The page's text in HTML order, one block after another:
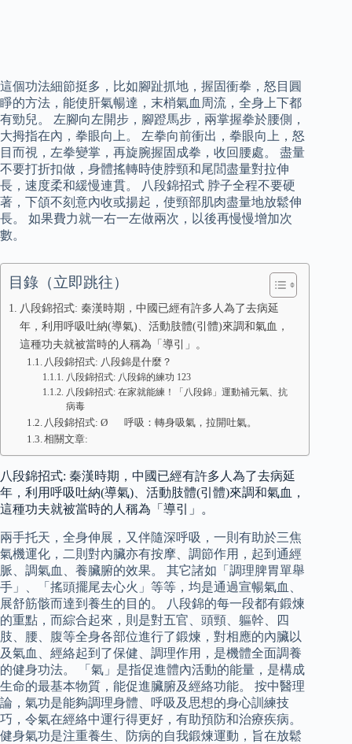
這個功法細節挺多，比如腳趾抓地，握固衝拳，怒目圓
睜的方法，能使肝氣暢達，末梢氣血周流，全身上下都
有勁兒。 左腳向左開步，腳蹬馬步，兩掌握拳於腰側，
大拇指在內，拳眼向上。 左拳向前衝出，拳眼向上，怒
目而視，左拳變掌，再旋腕握固成拳，收回腰處。 盡量
不要打折扣做，身體搖轉時使脖頸和尾閭盡量對拉伸
長，速度柔和緩慢連貫。 八段錦招式 脖子全程不要硬
著，下頜不刻意內收或揚起，使頸部肌肉盡量地放鬆伸
長。 如果費力就一右一左做兩次，以後再慢慢增加次
數。
目錄（立即跳往）
八段錦招式: 秦漢時期，中國已經有許多人為了去病延
年，利用呼吸吐納(導氣)、活動肢體(引體)來調和氣血，
這種功夫就被當時的人稱為「導引」。
八段錦招式: 八段錦是什麼？
八段錦招式: 八段錦的練功 123
八段錦招式: 在家就能練！「八段錦」運動補元氣、抗
病毒
八段錦招式: Ø 呼吸：轉身吸氣，拉開吐氣。
相關文章:
八段錦招式: 秦漢時期，中國已經有許多人為了去病延
年，利用呼吸吐納(導氣)、活動肢體(引體)來調和氣血，
這種功夫就被當時的人稱為「導引」。
兩手托天，全身伸展，又伴隨深呼吸，一則有助於三焦
氣機運化，二則對內臟亦有按摩、調節作用，起到通經
脈、調氣血、養臟腑的效果。 其它諸如「調理脾胃單舉
手」、「搖頭擺尾去心火」等等，均是通過宣暢氣血、
展舒筋骸而達到養生的目的。 八段錦的每一段都有鍛煉
的重點，而綜合起來，則是對五官、頭頸、軀幹、四
肢、腰、腹等全身各部位進行了鍛煉，對相應的內臟以
及氣血、經絡起到了保健、調理作用，是機體全面調養
的健身功法。 「氣」是指促進體內活動的能量，是構成
生命的最基本物質，能促進臟腑及經絡功能。 按中醫理
論，氣功是能夠調理身體、呼吸及思想的身心訓練技
巧，令氣在經絡中運行得更好，有助預防和治療疾病。
健身氣功是注重養生、防病的自我鍛煉運動，旨在放鬆